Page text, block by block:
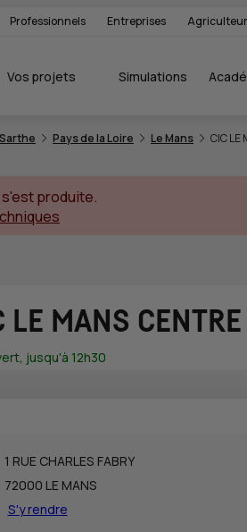
Professionnels Entreprises
Vos projets Simulations
Sarthe Pays de la Loire Le Mans CIC LE
produite.
la page précédente
LE MANS
jusqu'à 12h30
1 RUE CHARLES FABRY
72000 LE MANS
S'y rendre